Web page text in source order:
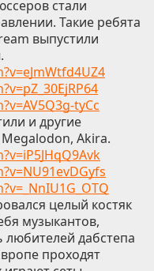
стали
Такие ребята
выпустили
tyCc
и другие
Akira.
целый костяк
музыкантов,
дабстепа
проходят